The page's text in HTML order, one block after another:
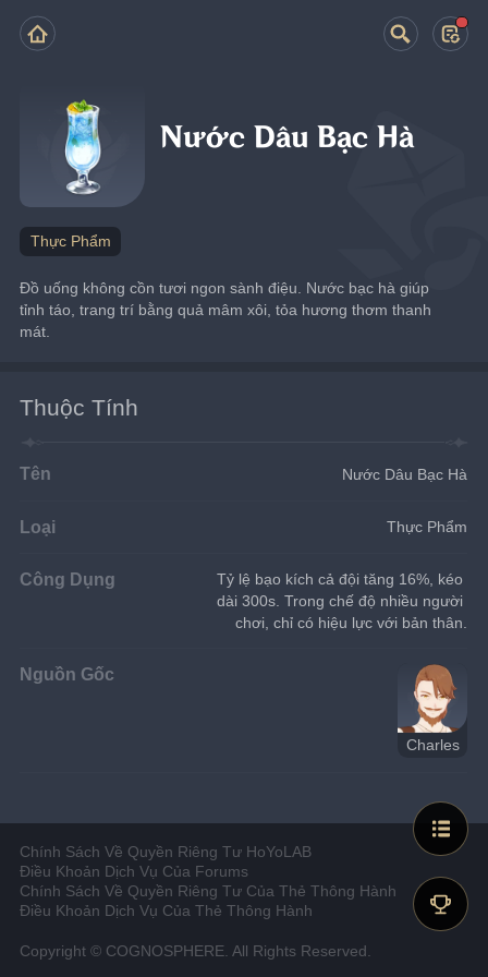
Nước Dâu Bạc Hà
Thực Phẩm
Đồ uống không cồn tươi ngon sành điệu. Nước bạc hà giúp
tỉnh táo, trang trí bằng quả mâm xôi, tỏa hương thơm thanh
mát.
Thuộc Tính
Tên Nước Dâu Bạc Hà
Loại Thực Phẩm
Công Dụng
Tỷ lệ bạo kích cả đội tăng 16%, kéo
dài 300s. Trong chế độ nhiều người
chơi, chỉ có hiệu lực với bản thân.
Nguồn Gốc
Charles
Chính Sách Về Quyền Riêng Tư HoYoLAB
Điều Khoản Dịch Vụ Của Forums
Chính Sách Về Quyền Riêng Tư Của Thẻ Thông Hành
Điều Khoản Dịch Vụ Của Thẻ Thông Hành
Copyright © COGNOSPHERE. All Rights Reserved.